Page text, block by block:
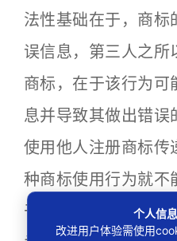
法性基础在于，商标
误信息，第三人之所
商标，在于该行为可
息并导致其做出错误
使用他人注册商标传
种商标使用行为就不
于混淆与指示性使
个人信
改进用户体验需使用